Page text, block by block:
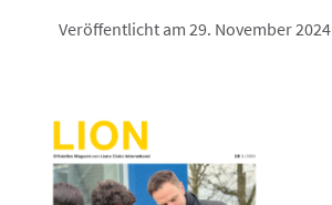
Veröffentlicht am 29. November 2024